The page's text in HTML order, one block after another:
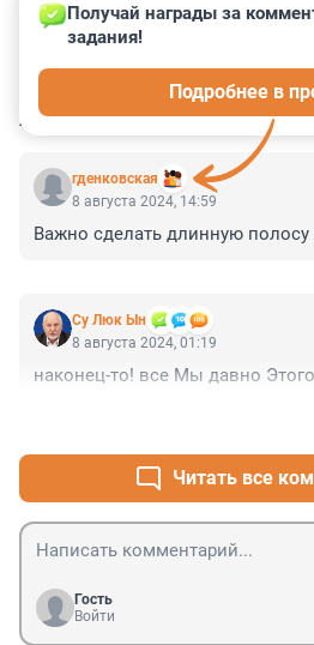
КОММЕНТАРИИ 2
гденковская
Получай награды за
задания!
Подробнее в
8 августа 2024, 14:59
Важно сделать длинную полосу
Су Люк Ын
8 августа 2024, 01:19
наконец-то! все Мы давно
Читать все
Гость
Войти